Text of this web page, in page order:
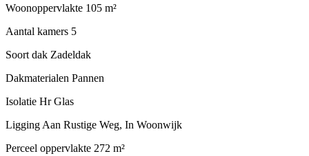
Woonoppervlakte 105 m²
Aantal kamers 5
Soort dak Zadeldak
Dakmaterialen Pannen
Isolatie Hr Glas
Ligging Aan Rustige Weg, In Woonwijk
Perceel oppervlakte 272 m²